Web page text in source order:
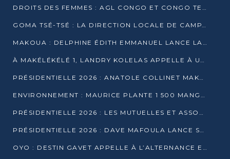
DROITS DES FEMMES : AGL CONGO ET CONGO TERMINAL METTENT EN AVANT LE LEADERSHIP FÉMININ
GOMA TSÉ-TSÉ : LA DIRECTION LOCALE DE CAMPAGNE INTENSIFIE LA SENSIBILISATION DANS LES VILLAGES
MAKOUA : DELPHINE ÉDITH EMMANUEL LANCE LA CAMPAGNE POUR DENIS SASSOU-N’GUESSO
À MAKÉLÉKÉLÉ 1, LANDRY KOLELAS APPELLE À UNE MOBILISATION MASSIVE EN FAVEUR DE DENIS SASSOU-N’GUESSO
PRÉSIDENTIELLE 2026 : ANATOLE COLLINET MAKOSSO DÉFEND LE PROJET DE SOCIÉTÉ DE DENIS SASSOU NGUESSO
ENVIRONNEMENT : MAURICE PLANTE 1 500 MANGROVES POUR HONORER WANGARI MAATHAI
PRÉSIDENTIELLE 2026 : LES MUTUELLES ET ASSOCIATIONS S’IMPLIQUENT DANS LA CAMPAGNE ÉLECTORALE À TIÉ-TIÉ 2 (POINTE-NOIRE)
PRÉSIDENTIELLE 2026 : DAVE MAFOULA LANCE SA « VAGUE DU NOUVEAU DÉPART » À IMPFONDO
OYO : DESTIN GAVET APPELLE À L’ALTERNANCE ET À LA RESPONSABILITÉ DE LA JEUNESSE